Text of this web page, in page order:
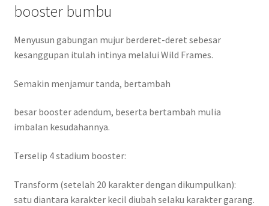
booster bumbu
Menyusun gabungan mujur berderet-deret sebesar
kesanggupan itulah intinya melalui Wild Frames.
Semakin menjamur tanda, bertambah
besar booster adendum, beserta bertambah mulia
imbalan kesudahannya.
Terselip 4 stadium booster:
Transform (setelah 20 karakter dengan dikumpulkan):
satu diantara karakter kecil diubah selaku karakter garang.